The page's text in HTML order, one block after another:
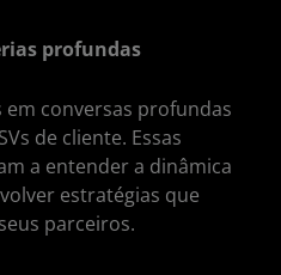
profundas
em conversas profundas
de cliente. Essas
a entender a dinâmica
estratégias que
parceiros.